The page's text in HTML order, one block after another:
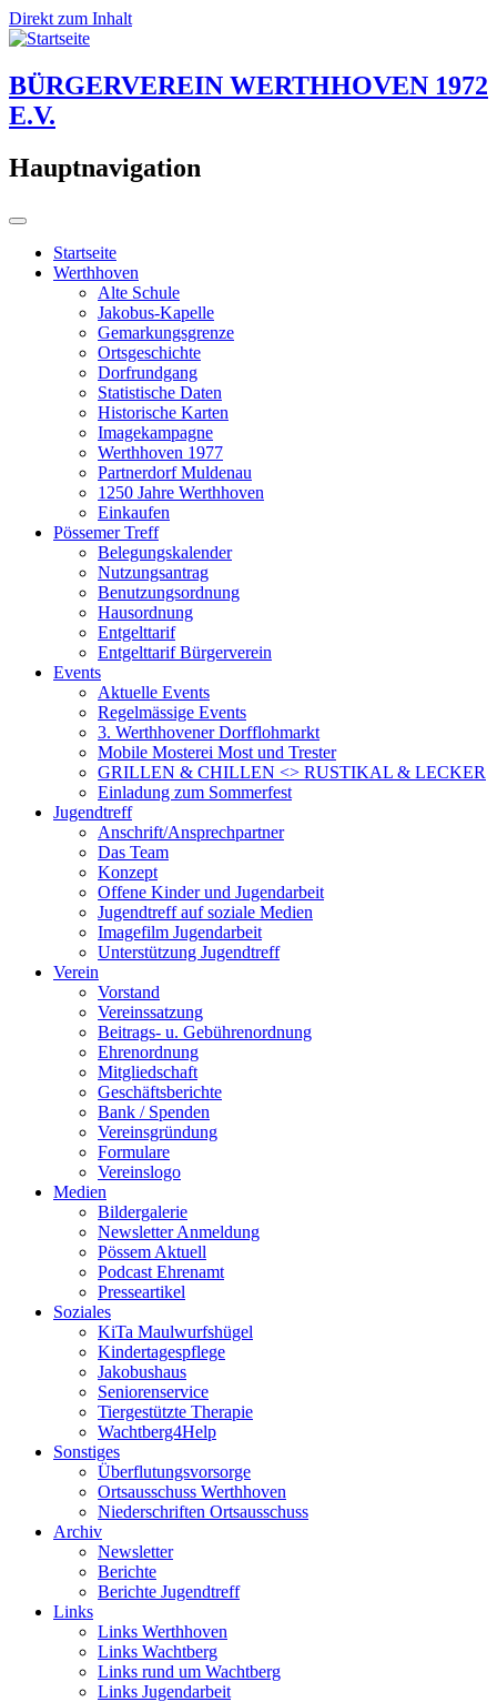
Direkt zum Inhalt
BÜRGERVEREIN WERTHHOVEN 1972
E.V.
Hauptnavigation
Startseite
Werthhoven
Alte Schule
Jakobus-Kapelle
Gemarkungsgrenze
Ortsgeschichte
Dorfrundgang
Statistische Daten
Historische Karten
Imagekampagne
Werthhoven 1977
Partnerdorf Muldenau
1250 Jahre Werthhoven
Einkaufen
Pössemer Treff
Belegungskalender
Nutzungsantrag
Benutzungsordnung
Hausordnung
Entgelttarif
Entgelttarif Bürgerverein
Events
Aktuelle Events
Regelmässige Events
3. Werthhovener Dorfflohmarkt
Mobile Mosterei Most und Trester
GRILLEN & CHILLEN <> RUSTIKAL & LECKER
Einladung zum Sommerfest
Jugendtreff
Anschrift/Ansprechpartner
Das Team
Konzept
Offene Kinder und Jugendarbeit
Jugendtreff auf soziale Medien
Imagefilm Jugendarbeit
Unterstützung Jugendtreff
Verein
Vorstand
Vereinssatzung
Beitrags- u. Gebührenordnung
Ehrenordnung
Mitgliedschaft
Geschäftsberichte
Bank / Spenden
Vereinsgründung
Formulare
Vereinslogo
Medien
Bildergalerie
Newsletter Anmeldung
Pössem Aktuell
Podcast Ehrenamt
Presseartikel
Soziales
KiTa Maulwurfshügel
Kindertagespflege
Jakobushaus
Seniorenservice
Tiergestützte Therapie
Wachtberg4Help
Sonstiges
Überflutungsvorsorge
Ortsausschuss Werthhoven
Niederschriften Ortsausschuss
Archiv
Newsletter
Berichte
Berichte Jugendtreff
Links
Links Werthhoven
Links Wachtberg
Links rund um Wachtberg
Links Jugendarbeit